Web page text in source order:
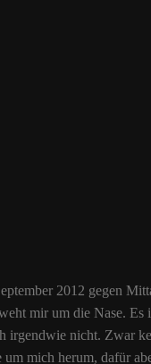
2012 gegen
mir um die Nase. Es
irgendwie nicht. Zwar
um mich herum, dafür